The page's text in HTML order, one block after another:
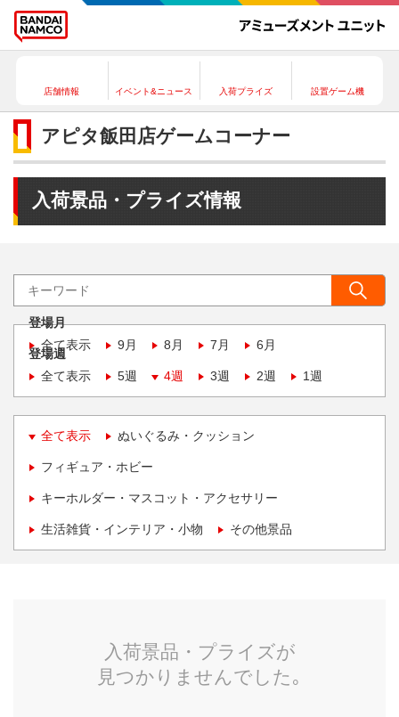
店舗情報 イベント&ニュース 入荷プライズ 設置ゲーム機
アピタ飯田店ゲームコーナー
入荷景品・プライズ情報
登場月
全て表示
9月 8月 7月 6月
登場週
全て表示
5週 4週 3週 2週 1週
全て表示 ぬいぐるみ・クッション
フィギュア・ホビー
キーホルダー・マスコット・アクセサリー
生活雑貨・インテリア・小物 その他景品